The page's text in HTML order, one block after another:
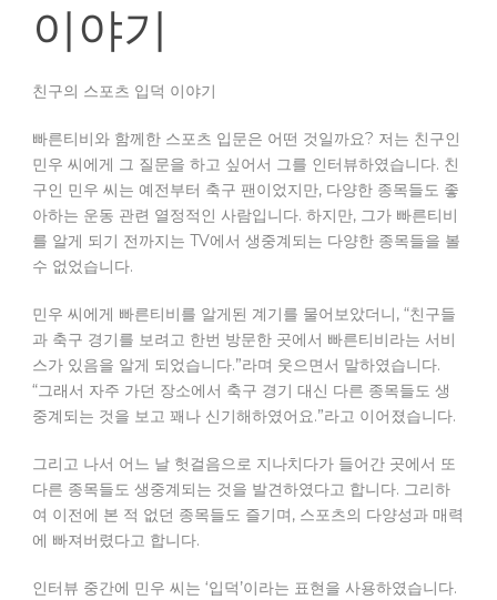
이야기
친구의 스포츠 입덕 이야기
빠른티비와 함께한 스포츠 입문은 어떤 것일까요? 저는 친구인
민우 씨에게 그 질문을 하고 싶어서 그를 인터뷰하였습니다. 친
구인 민우 씨는 예전부터 축구 팬이었지만, 다양한 종목들도 좋
아하는 운동 관련 열정적인 사람입니다. 하지만, 그가 빠른티비
를 알게 되기 전까지는 TV에서 생중계되는 다양한 종목들을 볼
수 없었습니다.
민우 씨에게 빠른티비를 알게된 계기를 물어보았더니, “친구들
과 축구 경기를 보려고 한번 방문한 곳에서 빠른티비라는 서비
스가 있음을 알게 되었습니다.”라며 웃으면서 말하였습니다.
“그래서 자주 가던 장소에서 축구 경기 대신 다른 종목들도 생
중계되는 것을 보고 꽤나 신기해하였어요.”라고 이어졌습니다.
그리고 나서 어느 날 헛걸음으로 지나치다가 들어간 곳에서 또
다른 종목들도 생중계되는 것을 발견하였다고 합니다. 그리하
여 이전에 본 적 없던 종목들도 즐기며, 스포츠의 다양성과 매력
에 빠져버렸다고 합니다.
인터뷰 중간에 민우 씨는 ‘입덕’이라는 표현을 사용하였습니다.